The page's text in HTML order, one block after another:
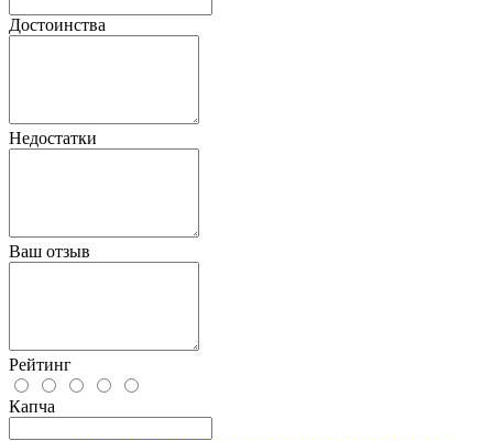
Достоинства
Недостатки
Ваш отзыв
Рейтинг
Капча